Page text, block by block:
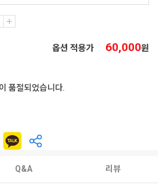
옵션 적용가 60,000원
품절되었습니다.
Q&A 리뷰